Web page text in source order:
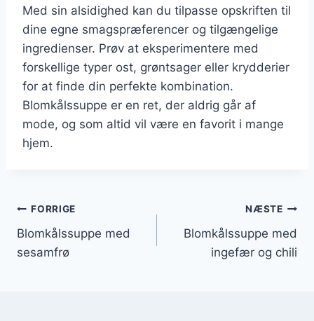
Med sin alsidighed kan du tilpasse opskriften til
dine egne smagspræferencer og tilgængelige
ingredienser. Prøv at eksperimentere med
forskellige typer ost, grøntsager eller krydderier
for at finde din perfekte kombination.
Blomkålssuppe er en ret, der aldrig går af
mode, og som altid vil være en favorit i mange
hjem.
Indlægsnavigation
FORRIGE
Blomkålssuppe med
sesamfrø
NÆSTE
Blomkålssuppe med
ingefær og chili